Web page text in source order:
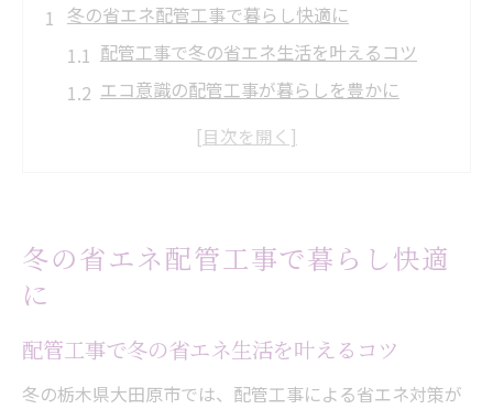
冬の省エネ配管工事で暮らし快適に
配管工事で冬の省エネ生活を叶えるコツ
エコ意識の配管工事が暮らしを豊かに
冬の快適さを支える配管工事の工夫
古い住宅の配管工事で省エネ効果を実感
配管工事が古い住宅の漏水防止に最適な理
由
冬の省エネ配管工事で暮らし快適
に
配管工事で冬の省エネ生活を叶えるコツ
冬の栃木県大田原市では、配管工事による省エネ対策が